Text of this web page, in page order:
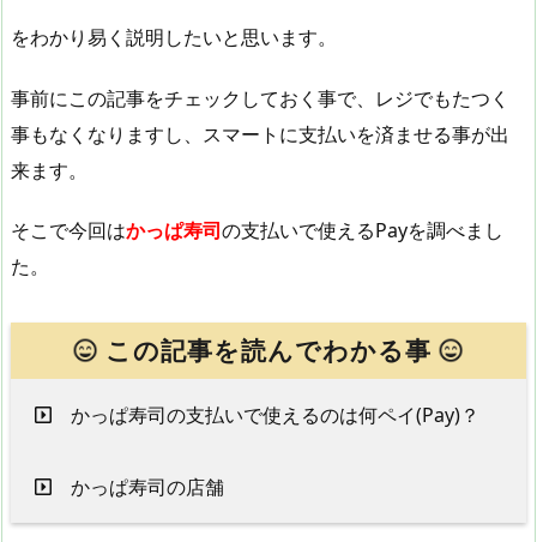
をわかり易く説明したいと思います。
事前にこの記事をチェックしておく事で、レジでもたつく
事もなくなりますし、スマートに支払いを済ませる事が出
来ます。
そこで今回はかっぱ寿司の支払いで使えるPayを調べまし
た。
この記事を読んでわかる事
かっぱ寿司の支払いで使えるのは何ペイ(Pay)？
かっぱ寿司の店舗